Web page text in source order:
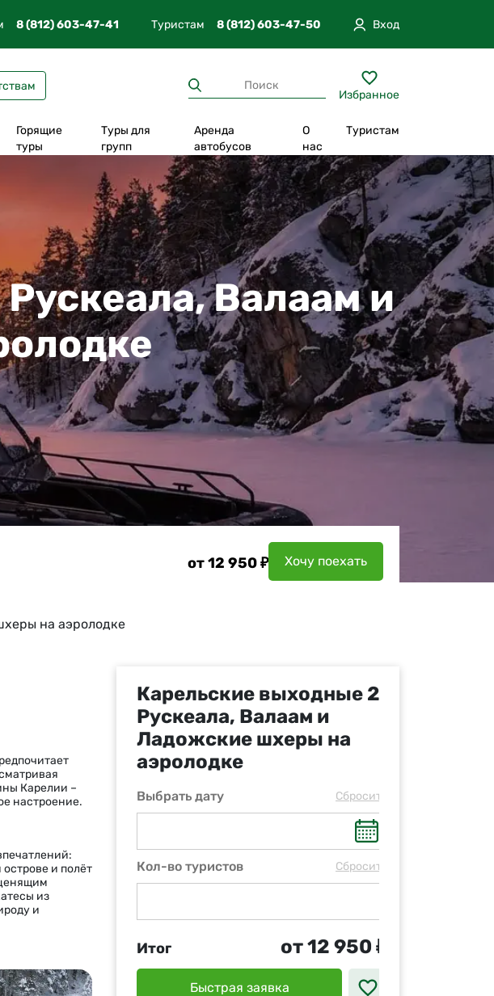
8 (812) 603-47-41 Туристам 8 (812) 603-47-50 Вход
Избранное
шхеры
экспресс
Бастiонъ
Карелии
Отпуск в Карелии
Прогулки по экотропам
Круизы
Отдых в глэмпинге
Уникальная программа
Повышенный комфорт
Интересно с детьми
Вкусные дегустации
Научитесь новому
Активные развлечения
Выборг
Великий Новгород
Псков
Старая Русса
Великий Устюг
Тула
Вологда
Мурманск
Калининград
Из Москвы
Из Санкт-Петербурга
Из Петрозаводска
Из Сортавала
Из Екатеринбурга
Горящие
туры
Туры для
групп
Аренда
автобусов
О
нас
Туристам
МНЕ ТУР Туристам 8 (812) 603-47-50
Валаам и
от 12 950 ₽ Хочу поехать
на аэролодке
Карелии –
настроение.
и полёт
из
и
Карельские выходные 2.
Рускеала, Валаам и
Ладожские шхеры на
аэролодке
Выбрать дату Cбросить
Кол-во туристов Cбросить
Итог от 12 950 ₽
Быстрая заявка